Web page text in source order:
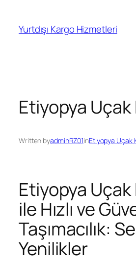
Yurtdışı Kargo Hizmetleri
Etiyopya Uçak
Written byadminRZ01inEtiyopya Uçak
Etiyopya Uçak
ile Hızlı ve
Taşımacılık:
Yenilikler